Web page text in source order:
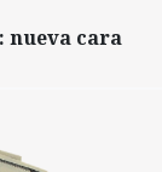
nueva cara